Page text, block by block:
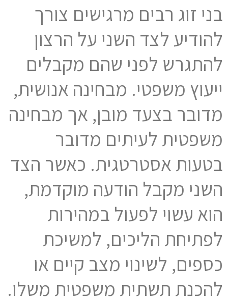
בני זוג רבים מרגישים צורך
להודיע לצד השני על הרצון
להתגרש לפני שהם מקבלים
ייעוץ משפטי. מבחינה אנושית,
מדובר בצעד מובן, אך מבחינה
משפטית לעיתים מדובר
בטעות אסטרטגית. כאשר הצד
השני מקבל הודעה מוקדמת,
הוא עשוי לפעול במהירות
לפתיחת הליכים, למשיכת
כספים, לשינוי מצב קיים או
להכנת תשתית משפטית משלו.